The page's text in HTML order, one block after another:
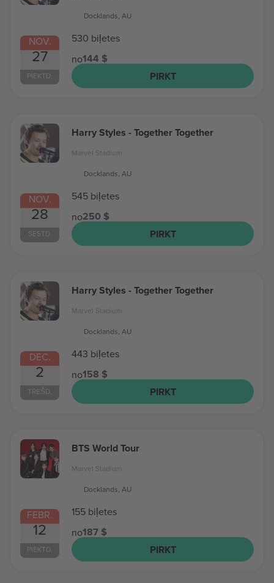
NOV.
27
PIEKTD.
Docklands, AU
530 biļetes
no144 $
PIRKT
NOV.
28
SESTD.
Harry Styles - Together Together
Marvel Stadium
Docklands, AU
545 biļetes
no250 $
PIRKT
DEC.
2
TREŠD.
Harry Styles - Together Together
Marvel Stadium
Docklands, AU
443 biļetes
no158 $
PIRKT
FEBR.
12
PIEKTD.
BTS World Tour
Marvel Stadium
Docklands, AU
155 biļetes
no187 $
PIRKT